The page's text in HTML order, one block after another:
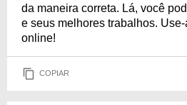
da maneira correta. Lá, você
e seus melhores trabalhos.
online!
COPIAR